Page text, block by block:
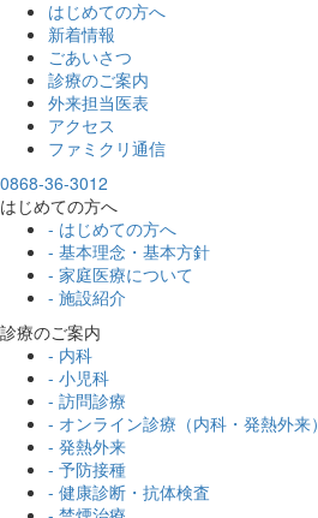
はじめての方へ
新着情報
ごあいさつ
診療のご案内
外来担当医表
アクセス
ファミクリ通信
0868-36-3012
はじめての方へ
- はじめての方へ
- 基本理念・基本方針
- 家庭医療について
- 施設紹介
診療のご案内
- 内科
- 小児科
- 訪問診療
- オンライン診療（内科・発熱外来）
- 発熱外来
- 予防接種
- 健康診断・抗体検査